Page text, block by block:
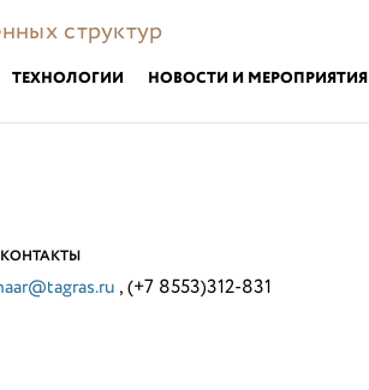
структур
ТЕХНОЛОГИИ НОВОСТИ И МЕРОПРИЯТИЯ
, (+7 8553)312-831